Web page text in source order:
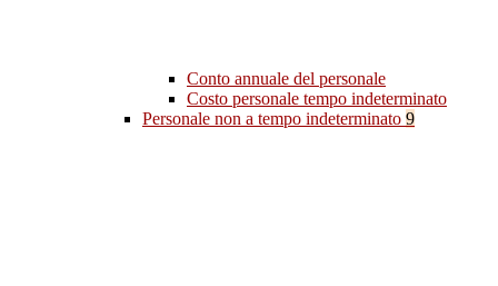
Conto annuale del personale
Costo personale tempo indeterminato
Personale non a tempo indeterminato 9